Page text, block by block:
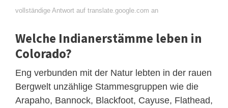
vollständige Antwort auf translate.google.com an
Welche Indianerstämme leben in
Colorado?
Eng verbunden mit der Natur lebten in der rauen
Bergwelt unzählige Stammesgruppen wie die
Arapaho, Bannock, Blackfoot, Cayuse, Flathead,